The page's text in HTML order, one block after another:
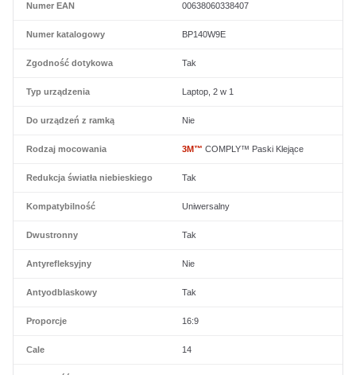
Numer EAN 00638060338407
Numer katalogowy BP140W9E
Zgodność dotykowa Tak
Typ urządzenia Laptop, 2 w 1
Do urządzeń z ramką Nie
Rodzaj mocowania 3M™ COMPLY™ Paski Klejące
Redukcja światła niebieskiego Tak
Kompatybilność Uniwersalny
Dwustronny Tak
Antyrefleksyjny Nie
Antyodblaskowy Tak
Proporcje 16:9
Cale 14